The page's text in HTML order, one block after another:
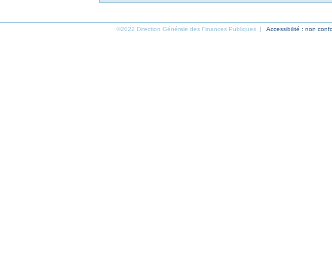
©2022 Direction Générale des Finances Publiques | Accessibilité : non